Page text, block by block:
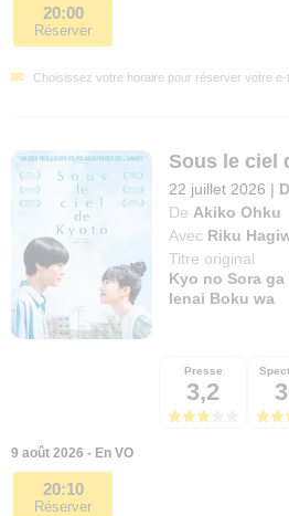
20:00
Réserver
Choisissez votre horaire pour réserver votre e-
Sous le ciel
22 juillet 2026 |
De Akiko Ohku
Avec Riku
Titre original
Kyo no Sora
Ienai Boku wa
Presse
3,2
9 août 2026 - En VO
20:10
Réserver